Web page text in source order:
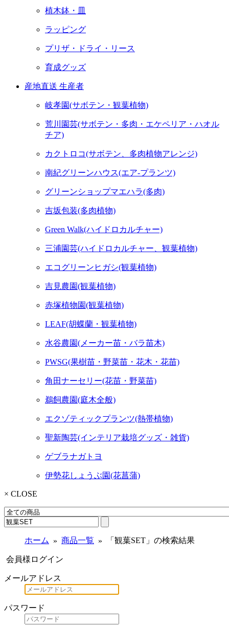
植木鉢・皿
ラッピング
プリザ・ドライ・リース
育成グッズ
産地直送 生産者
岐孝園(サボテン・観葉植物)
荒川園芸(サボテン・多肉・エケペリア・ハオル
チア)
カクトロコ(サボテン、多肉植物アレンジ)
南紀グリーンハウス(エア-プランツ)
グリーンショップマエハラ(多肉)
吉坂包装(多肉植物)
Green Walk(ハイドロカルチャー)
三浦園芸(ハイドロカルチャー、観葉植物)
エコグリーンヒガシ(観葉植物)
吉見農園(観葉植物)
赤塚植物園(観葉植物)
LEAF(胡蝶蘭・観葉植物)
水谷農園(メーカー苗・バラ苗木)
PWSG(果樹苗・野菜苗・花木・花苗)
角田ナーセリー(花苗・野菜苗)
鵜飼農園(庭木全般)
エクゾティックプランツ(熱帯植物)
聖新陶芸(インテリア栽培グッズ・雑貨)
ゲブラナガトヨ
伊勢花しょうぶ園(花菖蒲)
× CLOSE
ホーム 商品一覧 「観葉SET」の検索結果
会員様ログイン
メールアドレス
パスワード